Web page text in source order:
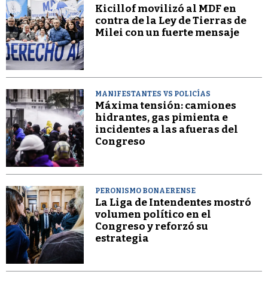
Kicillof movilizó al MDF en
contra de la Ley de Tierras de
Milei con un fuerte mensaje
MANIFESTANTES VS POLICÍAS
Máxima tensión: camiones
hidrantes, gas pimienta e
incidentes a las afueras del
Congreso
PERONISMO BONAERENSE
La Liga de Intendentes mostró
volumen político en el
Congreso y reforzó su
estrategia